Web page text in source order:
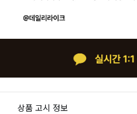
상품 고시 정보